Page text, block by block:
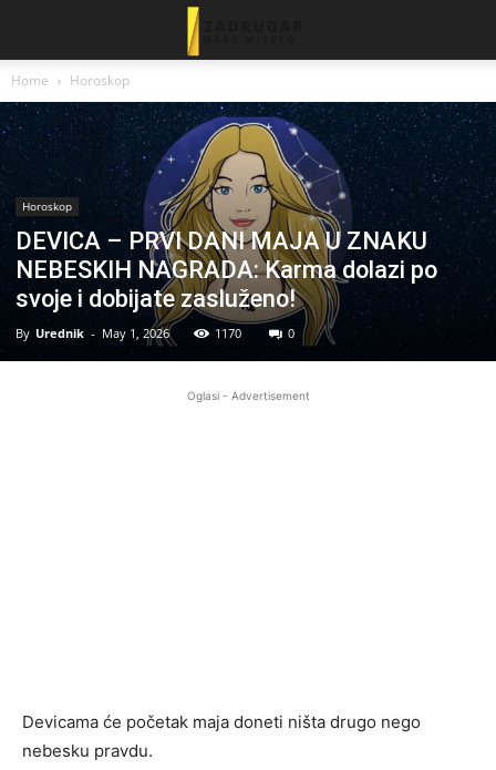
Home Horoskop
Horoskop
DEVICA – PRVI DANI MAJA U ZNAKU
NEBESKIH NAGRADA: Karma dolazi po
svoje i dobijate zasluženo!
By Urednik - May 1, 2026 1170 0
Oglasi - Advertisement
Devicama će početak maja doneti ništa drugo nego
nebesku pravdu.